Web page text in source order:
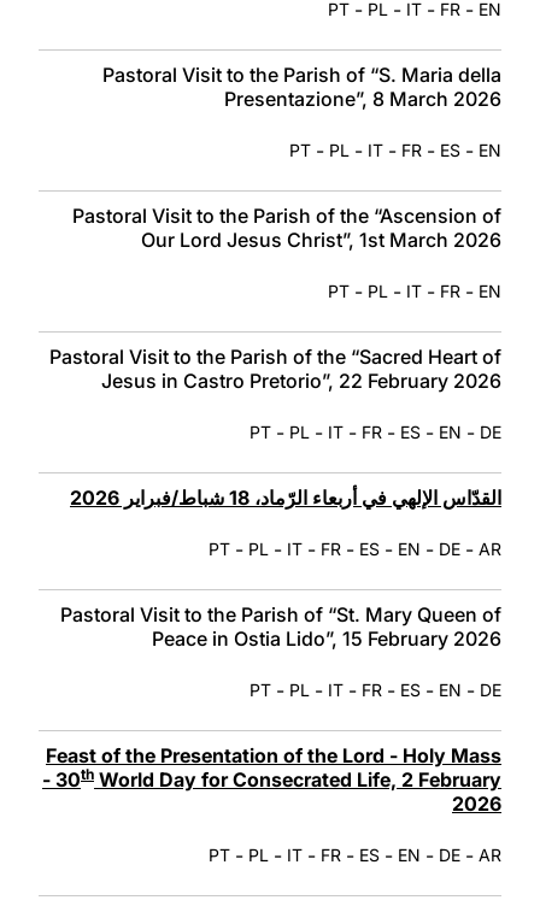
EN
-
FR
-
IT
-
PL
-
PT
Pastoral Visit to the Parish of “S. Maria della
Presentazione”, 8 March 2026
EN
-
ES
-
FR
-
IT
-
PL
-
PT
Pastoral Visit to the Parish of the “Ascension of
Our Lord Jesus Christ”, 1st March 2026
EN
-
FR
-
IT
-
PL
-
PT
Pastoral Visit to the Parish of the “Sacred Heart of
Jesus in Castro Pretorio”, 22 February 2026
DE
-
EN
-
ES
-
FR
-
IT
-
PL
-
PT
القدّاس الإلهي في أربعاء الرّماد، 18 شباط/فبراير 2026
AR
-
DE
-
EN
-
ES
-
FR
-
IT
-
PL
-
PT
Pastoral Visit to the Parish of “St. Mary Queen of
Peace in Ostia Lido”, 15 February 2026
DE
-
EN
-
ES
-
FR
-
IT
-
PL
-
PT
Feast of the Presentation of the Lord - Holy Mass
- 30th World Day for Consecrated Life, 2 February
2026
AR
-
DE
-
EN
-
ES
-
FR
-
IT
-
PL
-
PT